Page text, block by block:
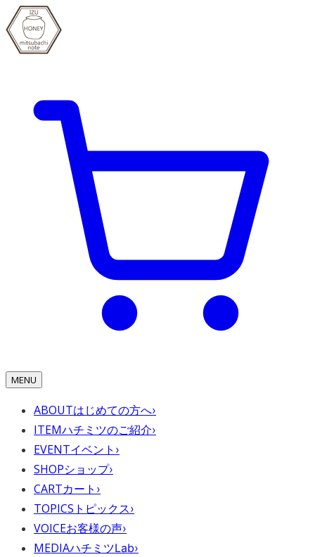
MENU
ABOUTはじめての方へ›
ITEMハチミツのご紹介›
EVENTイベント ›
SHOPショップ›
CARTカート ›
TOPICS トピックス›
VOICEお客様の声›
MEDIAハチミツLab›